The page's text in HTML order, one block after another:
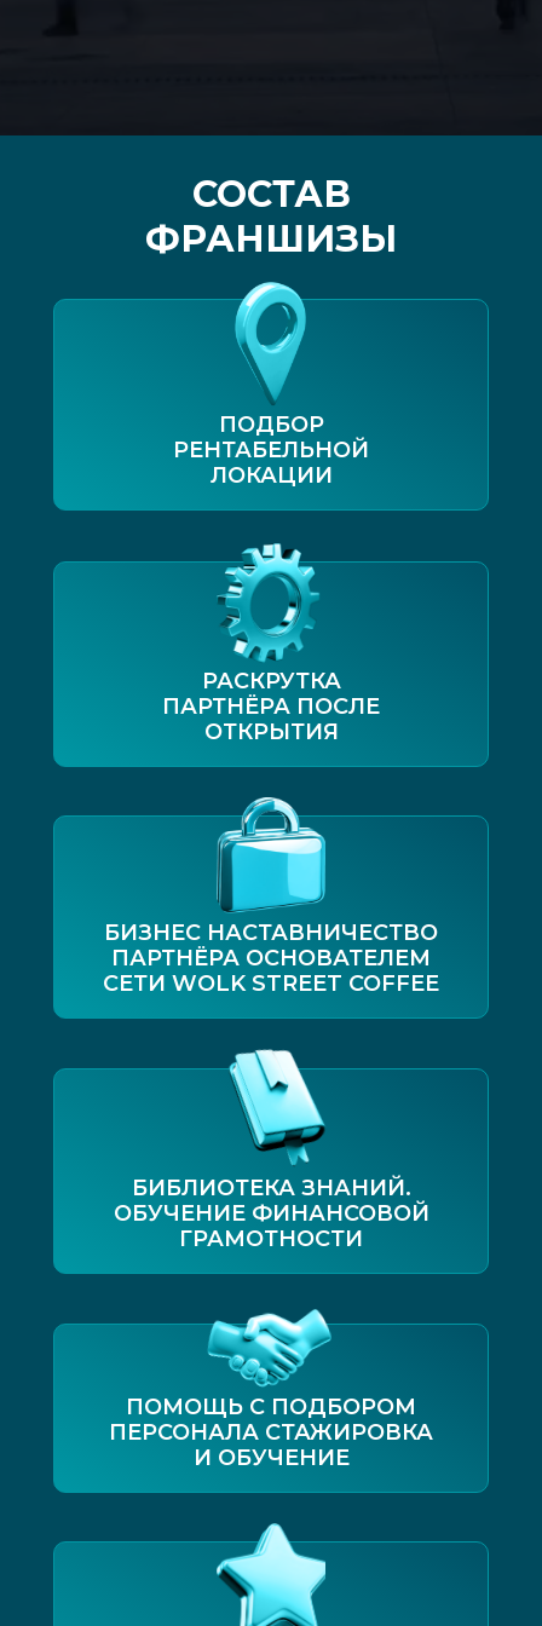
СОСТАВ
ФРАНШИЗЫ
ПОДБОР
РЕНТАБЕЛЬНОЙ
ЛОКАЦИИ
БИЗНЕС НАСТАВНИЧЕСТВО
ПАРТНЁРА ОСНОВАТЕЛЕМ
СЕТИ WOLK STREET COFFEE
РАСКРУТКА
ПАРТНЁРА ПОСЛЕ
ОТКРЫТИЯ
ПОМОЩЬ С ПОДБОРОМ
ПЕРСОНАЛА СТАЖИРОВКА
И ОБУЧЕНИЕ
БИБЛИОТЕКА ЗНАНИЙ.
ОБУЧЕНИЕ ФИНАНСОВОЙ
ГРАМОТНОСТИ